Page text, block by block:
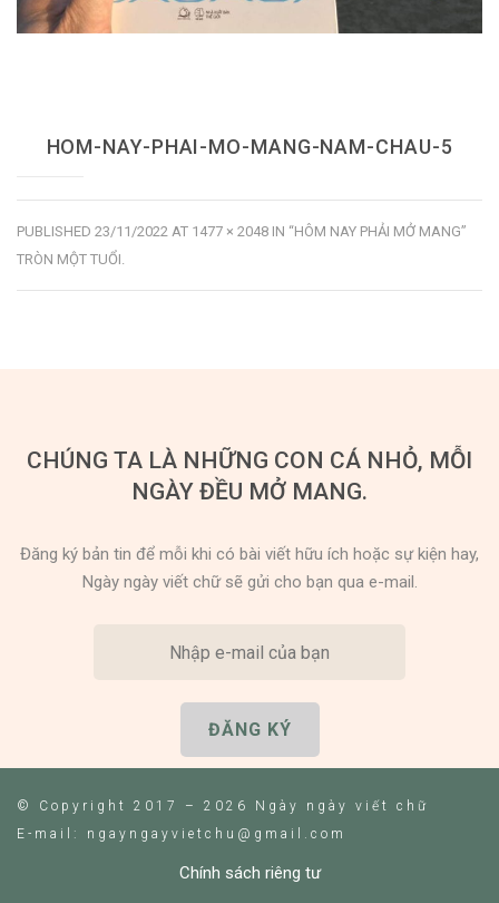
HOM-NAY-PHAI-MO-MANG-NAM-CHAU-5
PUBLISHED 23/11/2022 AT 1477 × 2048 IN “HÔM NAY PHẢI MỞ MANG”
TRÒN MỘT TUỔI.
CHÚNG TA LÀ NHỮNG CON CÁ NHỎ, MỖI
NGÀY ĐỀU MỞ MANG.
Đăng ký bản tin để mỗi khi có bài viết hữu ích hoặc sự kiện hay,
Ngày ngày viết chữ sẽ gửi cho bạn qua e-mail.
© Copyright 2017 – 2026 Ngày ngày viết chữ
E-mail: ngayngayvietchu@gmail.com
Chính sách riêng tư